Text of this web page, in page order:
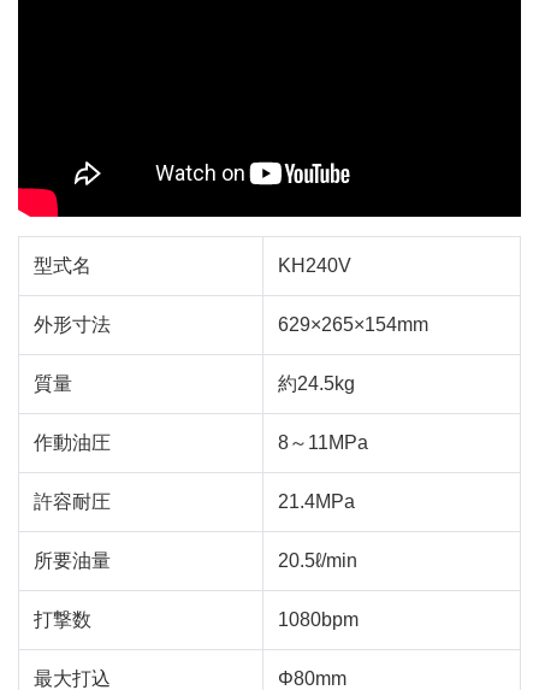
型式名 KH240V
外形寸法 629×265×154mm
質量 約24.5kg
作動油圧 8～11MPa
許容耐圧 21.4MPa
所要油量 20.5ℓ/min
打撃数 1080bpm
最大打込
Φ80mm